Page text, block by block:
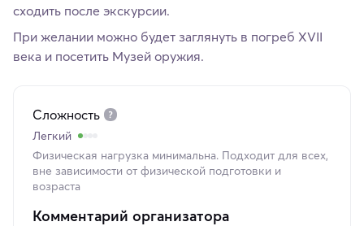
сходить после экскурсии.
При желании можно будет заглянуть в погреб XVII
века и посетить Музей оружия.
Сложность
Легкий
Физическая нагрузка минимальна. Подходит для всех,
вне зависимости от физической подготовки и
возраста
Комментарий организатора